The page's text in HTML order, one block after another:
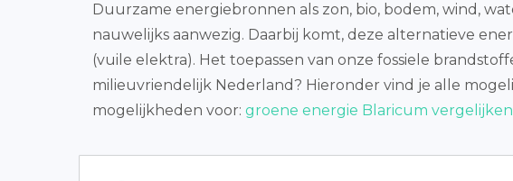
Duurzame energiebronnen als zon, bio, bodem, wind,
nauwelijks aanwezig. Daarbij komt, deze alternatieve
(vuile elektra). Het toepassen van onze fossiele
milieuvriendelijk Nederland? Hieronder vind je alle
mogelijkheden voor: groene energie Blaricum vergelijken